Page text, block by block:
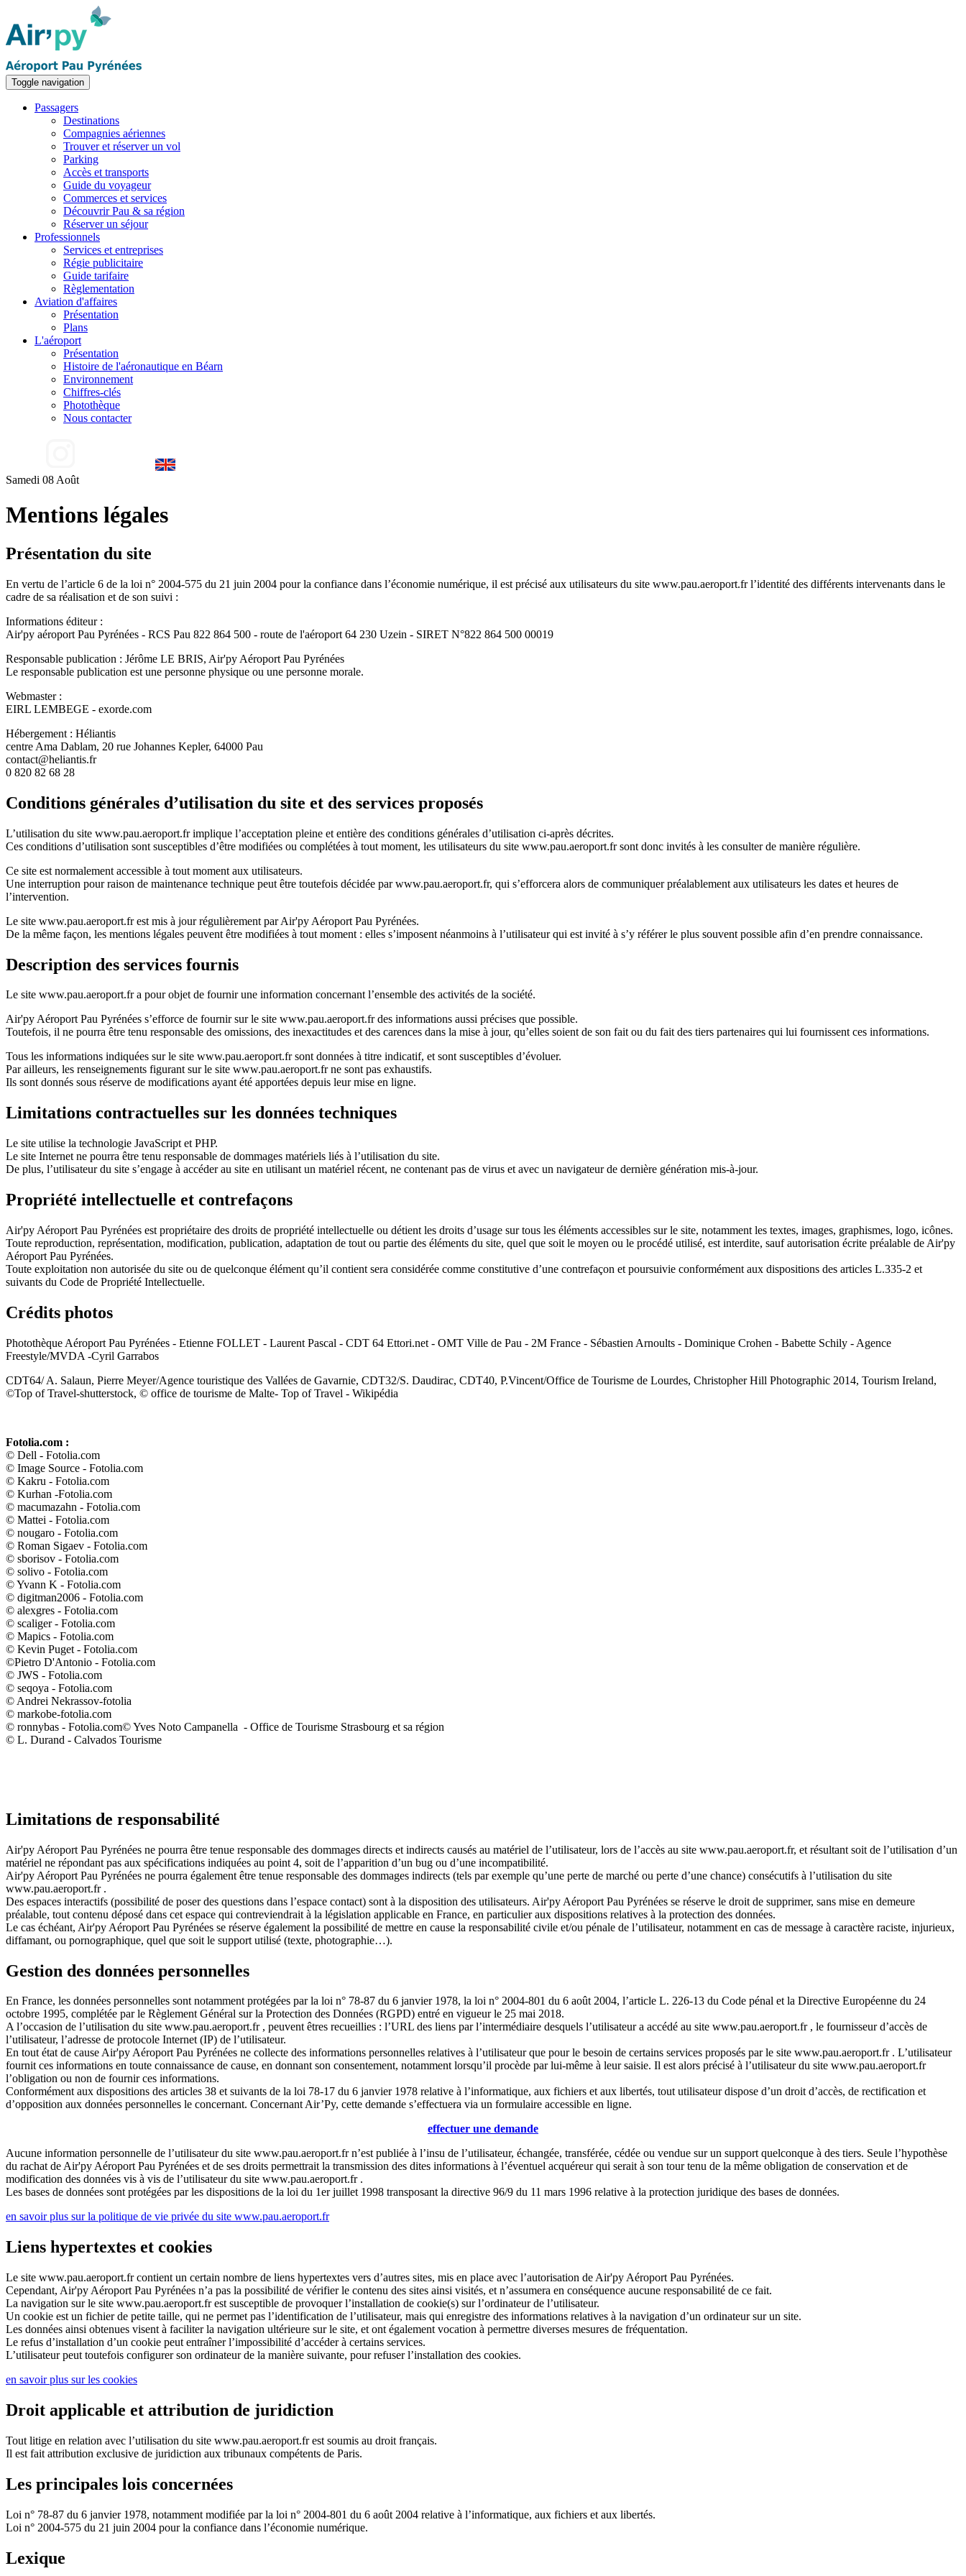
Toggle navigation
Passagers
Destinations
Compagnies aériennes
Trouver et réserver un vol
Parking
Accès et transports
Guide du voyageur
Commerces et services
Découvrir Pau & sa région
Réserver un séjour
Professionnels
Services et entreprises
Régie publicitaire
Guide tarifaire
Règlementation
Aviation d'affaires
Présentation
Plans
L'aéroport
Présentation
Histoire de l'aéronautique en Béarn
Environnement
Chiffres-clés
Photothèque
Nous contacter
Samedi 08 Août
Mentions légales
Présentation du site
En vertu de l’article 6 de la loi n° 2004-575 du 21 juin 2004 pour la confiance dans l’économie numérique, il est précisé aux utilisateurs du site www.pau.aeroport.frl’identité des différents intervenants dans le
cadre de sa réalisation et de son suivi :
Informations éditeur :
Air'py aéroport Pau Pyrénées - RCS Pau 822 864 500 - route de l'aéroport 64 230 Uzein - SIRET N°822 864 500 00019
Responsable publication : Jérôme LE BRIS, Air'py Aéroport Pau Pyrénées
Le responsable publication est une personne physique ou une personne morale.
Webmaster :
EIRL LEMBEGE - exorde.com
Hébergement : Héliantis
centre Ama Dablam, 20 rue Johannes Kepler, 64000 Pau
contact@heliantis.fr
0 820 82 68 28
Conditions générales d’utilisation du site et des services proposés
L’utilisation du site www.pau.aeroport.frimplique l’acceptation pleine et entière des conditions générales d’utilisation ci-après décrites.
Ces conditions d’utilisation sont susceptibles d’être modifiées ou complétées à tout moment, les utilisateurs du site www.pau.aeroport.frsont donc invités à les consulter de manière régulière.
Ce site est normalement accessible à tout moment aux utilisateurs.
Une interruption pour raison de maintenance technique peut être toutefois décidée parwww.pau.aeroport.fr, qui s’efforcera alors de communiquer préalablement aux utilisateurs les dates et heures de
l’intervention.
Le site www.pau.aeroport.frest mis à jour régulièrement parAir'py Aéroport Pau Pyrénées.
De la même façon, les mentions légales peuvent être modifiées à tout moment : elles s’imposent néanmoins à l’utilisateur qui est invité à s’y référer le plus souvent possible afin d’en prendre connaissance.
Description des services fournis
Le site www.pau.aeroport.fra pour objet de fournir une information concernant l’ensemble des activités de la société.
Air'py Aéroport Pau Pyrénées s’efforce de fournir sur le site www.pau.aeroport.frdes informations aussi précises que possible.
Toutefois, il ne pourra être tenu responsable des omissions, des inexactitudes et des carences dans la mise à jour, qu’elles soient de son fait ou du fait des tiers partenaires qui lui fournissent ces informations.
Tous les informations indiquées sur le site www.pau.aeroport.frsont données à titre indicatif, et sont susceptibles d’évoluer.
Par ailleurs, les renseignements figurant sur le site www.pau.aeroport.frne sont pas exhaustifs.
Ils sont donnés sous réserve de modifications ayant été apportées depuis leur mise en ligne.
Limitations contractuelles sur les données techniques
Le site utilise la technologie JavaScript et PHP.
Le site Internet ne pourra être tenu responsable de dommages matériels liés à l’utilisation du site.
De plus, l’utilisateur du site s’engage à accéder au site en utilisant un matériel récent, ne contenant pas de virus et avec un navigateur de dernière génération mis-à-jour.
Propriété intellectuelle et contrefaçons
Air'py Aéroport Pau Pyrénées est propriétaire des droits de propriété intellectuelle ou détient les droits d’usage sur tous les éléments accessibles sur le site, notamment les textes, images, graphismes, logo, icônes.
Toute reproduction, représentation, modification, publication, adaptation de tout ou partie des éléments du site, quel que soit le moyen ou le procédé utilisé, est interdite, sauf autorisation écrite préalable de Air'py
Aéroport Pau Pyrénées.
Toute exploitation non autorisée du site ou de quelconque élément qu’il contient sera considérée comme constitutive d’une contrefaçon et poursuivie conformément aux dispositions des articles L.335-2 et
suivants du Code de Propriété Intellectuelle.
Crédits photos
Photothèque Aéroport Pau Pyrénées - Etienne FOLLET - Laurent Pascal - CDT 64 Ettori.net - OMT Ville de Pau - 2M France - Sébastien Arnoults - Dominique Crohen - Babette Schily - Agence
Freestyle/MVDA -Cyril Garrabos
CDT64/ A. Salaun, Pierre Meyer/Agence touristique des Vallées de Gavarnie, CDT32/S. Daudirac, CDT40, P.Vincent/Office de Tourisme de Lourdes, Christopher Hill Photographic 2014, Tourism Ireland,
©Top of Travel-shutterstock, © office de tourisme de Malte- Top of Travel - Wikipédia
Fotolia.com :
© Dell - Fotolia.com
© Image Source - Fotolia.com
© Kakru - Fotolia.com
© Kurhan -Fotolia.com
© macumazahn - Fotolia.com
© Mattei - Fotolia.com
© nougaro - Fotolia.com
© Roman Sigaev - Fotolia.com
© sborisov - Fotolia.com
© solivo - Fotolia.com
© Yvann K - Fotolia.com
© digitman2006 - Fotolia.com
© alexgres - Fotolia.com
© scaliger - Fotolia.com
© Mapics - Fotolia.com
© Kevin Puget - Fotolia.com
©Pietro D'Antonio - Fotolia.com
© JWS - Fotolia.com
© seqoya - Fotolia.com
© Andrei Nekrassov-fotolia
© markobe-fotolia.com
© ronnybas - Fotolia.com© Yves Noto Campanella - Office de Tourisme Strasbourg et sa région
© L. Durand - Calvados Tourisme
Limitations de responsabilité
Air'py Aéroport Pau Pyrénées ne pourra être tenue responsable des dommages directs et indirects causés au matériel de l’utilisateur, lors de l’accès au site www.pau.aeroport.fr, et résultant soit de l’utilisation d’un
matériel ne répondant pas aux spécifications indiquées au point 4, soit de l’apparition d’un bug ou d’une incompatibilité.
Air'py Aéroport Pau Pyrénées ne pourra également être tenue responsable des dommages indirects (tels par exemple qu’une perte de marché ou perte d’une chance) consécutifs à l’utilisation du site
www.pau.aeroport.fr.
Des espaces interactifs (possibilité de poser des questions dans l’espace contact) sont à la disposition des utilisateurs. Air'py Aéroport Pau Pyrénées se réserve le droit de supprimer, sans mise en demeure
préalable, tout contenu déposé dans cet espace qui contreviendrait à la législation applicable en France, en particulier aux dispositions relatives à la protection des données.
Le cas échéant, Air'py Aéroport Pau Pyrénées se réserve également la possibilité de mettre en cause la responsabilité civile et/ou pénale de l’utilisateur, notamment en cas de message à caractère raciste, injurieux,
diffamant, ou pornographique, quel que soit le support utilisé (texte, photographie…).
Gestion des données personnelles
En France, les données personnelles sont notamment protégées par la loi n° 78-87 du 6 janvier 1978, la loi n° 2004-801 du 6 août 2004, l’article L. 226-13 du Code pénal et la Directive Européenne du 24
octobre 1995, complétée par le Règlement Général sur la Protection des Données (RGPD) entré en vigueur le 25 mai 2018.
A l’occasion de l’utilisation du site www.pau.aeroport.fr, peuvent êtres recueillies : l’URL des liens par l’intermédiaire desquels l’utilisateur a accédé au site www.pau.aeroport.fr, le fournisseur d’accès de
l’utilisateur, l’adresse de protocole Internet (IP) de l’utilisateur.
En tout état de causeAir'py Aéroport Pau Pyrénées ne collecte des informations personnelles relatives à l’utilisateur que pour le besoin de certains services proposés par le site www.pau.aeroport.fr. L’utilisateur
fournit ces informations en toute connaissance de cause, en donnant son consentement, notamment lorsqu’il procède par lui-même à leur saisie. Il est alors précisé à l’utilisateur du site www.pau.aeroport.fr
l’obligation ou non de fournir ces informations.
Conformément aux dispositions des articles 38 et suivants de la loi 78-17 du 6 janvier 1978 relative à l’informatique, aux fichiers et aux libertés, tout utilisateur dispose d’un droit d’accès, de rectification et
d’opposition aux données personnelles le concernant. Concernant Air’Py, cette demande s’effectuera via un formulaire accessible en ligne.
effectuer une demande
Aucune information personnelle de l’utilisateur du site www.pau.aeroport.frn’est publiée à l’insu de l’utilisateur, échangée, transférée, cédée ou vendue sur un support quelconque à des tiers. Seule l’hypothèse
du rachat deAir'py Aéroport Pau Pyrénées et de ses droits permettrait la transmission des dites informations à l’éventuel acquéreur qui serait à son tour tenu de la même obligation de conservation et de
modification des données vis à vis de l’utilisateur du site www.pau.aeroport.fr.
Les bases de données sont protégées par les dispositions de la loi du 1er juillet 1998 transposant la directive 96/9 du 11 mars 1996 relative à la protection juridique des bases de données.
en savoir plus sur la politique de vie privée du site www.pau.aeroport.fr
Liens hypertextes et cookies
Le site www.pau.aeroport.frcontient un certain nombre de liens hypertextes vers d’autres sites, mis en place avec l’autorisation de Air'py Aéroport Pau Pyrénées.
Cependant, Air'py Aéroport Pau Pyrénées n’a pas la possibilité de vérifier le contenu des sites ainsi visités, et n’assumera en conséquence aucune responsabilité de ce fait.
La navigation sur le site www.pau.aeroport.frest susceptible de provoquer l’installation de cookie(s) sur l’ordinateur de l’utilisateur.
Un cookie est un fichier de petite taille, qui ne permet pas l’identification de l’utilisateur, mais qui enregistre des informations relatives à la navigation d’un ordinateur sur un site.
Les données ainsi obtenues visent à faciliter la navigation ultérieure sur le site, et ont également vocation à permettre diverses mesures de fréquentation.
Le refus d’installation d’un cookie peut entraîner l’impossibilité d’accéder à certains services.
L’utilisateur peut toutefois configurer son ordinateur de la manière suivante, pour refuser l’installation des cookies.
en savoir plus sur les cookies
Droit applicable et attribution de juridiction
Tout litige en relation avec l’utilisation du site www.pau.aeroport.frest soumis au droit français.
Il est fait attribution exclusive de juridiction aux tribunaux compétents de Paris.
Les principales lois concernées
Loi n° 78-87 du 6 janvier 1978, notamment modifiée par la loi n° 2004-801 du 6 août 2004 relative à l’informatique, aux fichiers et aux libertés.
Loi n° 2004-575 du 21 juin 2004 pour la confiance dans l’économie numérique.
Lexique